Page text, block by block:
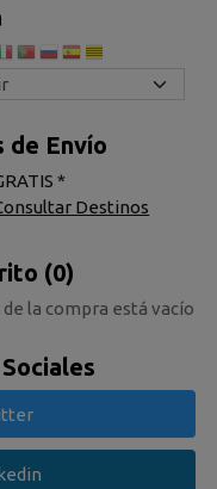
de Envío
*
Destinos
(0)
la compra está vacío